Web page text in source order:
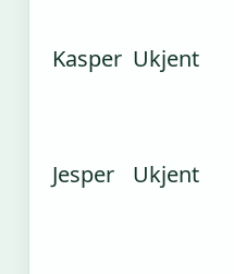
Kasper Ukjent
Jesper Ukjent